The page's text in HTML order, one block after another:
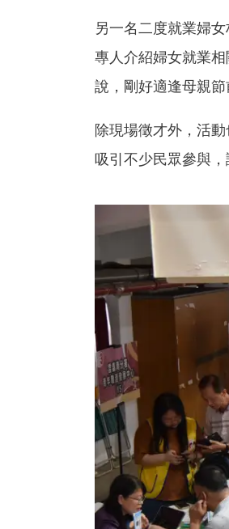
另一名二度就業婦
專人介紹婦女就業
說，剛好適逢母親
除現場徵才外，活
吸引不少民眾參與，